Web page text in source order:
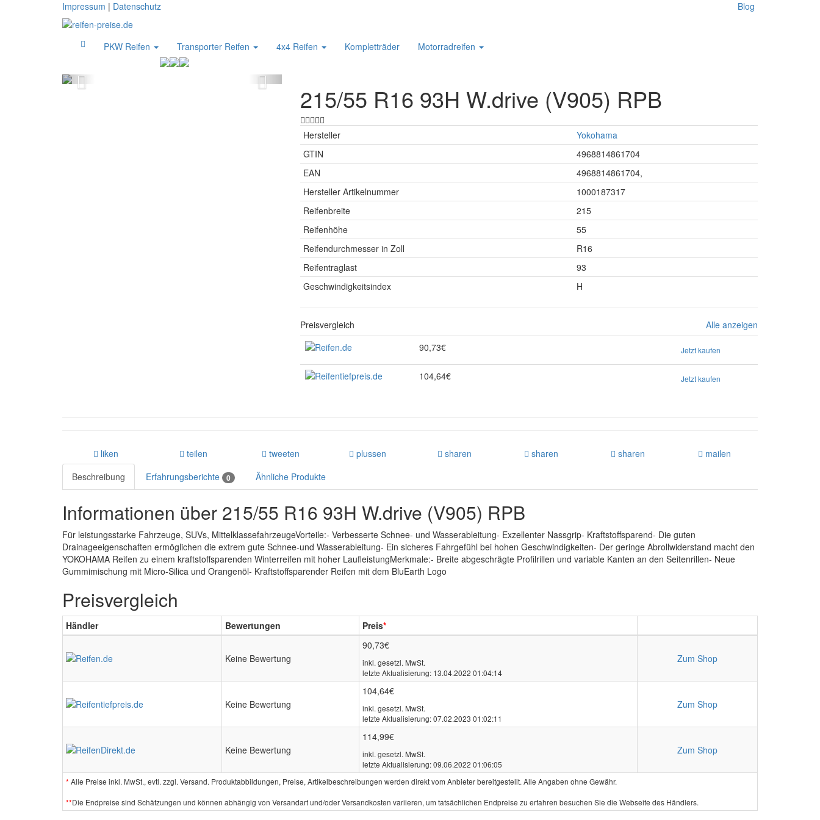
Impressum | Datenschutz Blog
PKW Reifen Transporter Reifen 4x4 Reifen Kompletträder Motorradreifen
215/55 R16 93H W.drive (V905) RPB
Hersteller
Yokohama
GTIN
4968814861704
EAN
4968814861704,
Hersteller Artikelnummer
1000187317
Reifenbreite
215
Reifenhöhe
55
Reifendurchmesser in Zoll
R16
Reifentraglast
93
Geschwindigkeitsindex
H
Alle anzeigen
Preisvergleich
90,73€
Jetzt kaufen
104,64€ Jetzt kaufen
liken teilen tweeten plussen sharen sharen sharen
mailen
Beschreibung
Erfahrungsberichte 0 Ähnliche Produkte
Informationen über 215/55 R16 93H W.drive (V905) RPB
Für leistungsstarke Fahrzeuge, SUVs, MittelklassefahrzeugeVorteile:- Verbesserte Schnee- und Wasserableitung- Exzellenter Nassgrip- Kraftstoffsparend- Die guten
Drainageeigenschaften ermöglichen die extrem gute Schnee-und Wasserableitung- Ein sicheres Fahrgefühl bei hohen Geschwindigkeiten- Der geringe Abrollwiderstand macht den
YOKOHAMA Reifen zu einem kraftstoffsparenden Winterreifen mit hoher LaufleistungMerkmale:- Breite abgeschrägte Profilrillen und variable Kanten an den Seitenrillen- Neue
Gummimischung mit Micro-Silica und Orangenöl- Kraftstoffsparender Reifen mit dem BluEarth Logo
Preisvergleich
Händler Bewertungen Preis*
Keine Bewertung
90,73€
inkl. gesetzl. MwSt.
letzte Aktualisierung: 13.04.2022 01:04:14
Zum Shop
Keine Bewertung
104,64€
inkl. gesetzl. MwSt.
letzte Aktualisierung: 07.02.2023 01:02:11
Zum Shop
Keine Bewertung
114,99€
inkl. gesetzl. MwSt.
letzte Aktualisierung: 09.06.2022 01:06:05
Zum Shop
* Alle Preise inkl. MwSt., evtl. zzgl. Versand. Produktabbildungen, Preise, Artikelbeschreibungen werden direkt vom Anbieter bereitgestellt. Alle Angaben ohne Gewähr.
**Die Endpreise sind Schätzungen und können abhängig von Versandart und/oder Versandkosten variieren, um tatsächlichen Endpreise zu erfahren besuchen Sie die Webseite des Händlers.